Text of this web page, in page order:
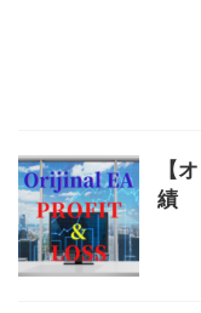
【
績